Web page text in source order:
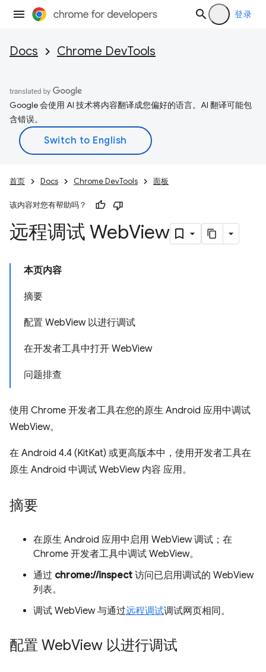
登录
Docs Chrome DevTools
Google 会使用 AI 技术将内容翻译成您偏好的语言。AI 翻译可能包
含错误。
首页 Docs Chrome DevTools 面板
该内容对您有帮助吗？
远程调试 WebView
本页内容
摘要
配置 WebView 以进行调试
在开发者工具中打开 WebView
问题排查
使用 Chrome 开发者工具在您的原生 Android 应用中调试
WebView。
在 Android 4.4 (KitKat) 或更高版本中，使用开发者工具在
原生 Android 中调试 WebView 内容 应用。
摘要
在原生 Android 应用中启用 WebView 调试；在
Chrome 开发者工具中调试 WebView。
通过 chrome://inspect 访问已启用调试的 WebView
列表。
调试 WebView 与通过远程调试调试网页相同。
配置 WebView 以进行调试